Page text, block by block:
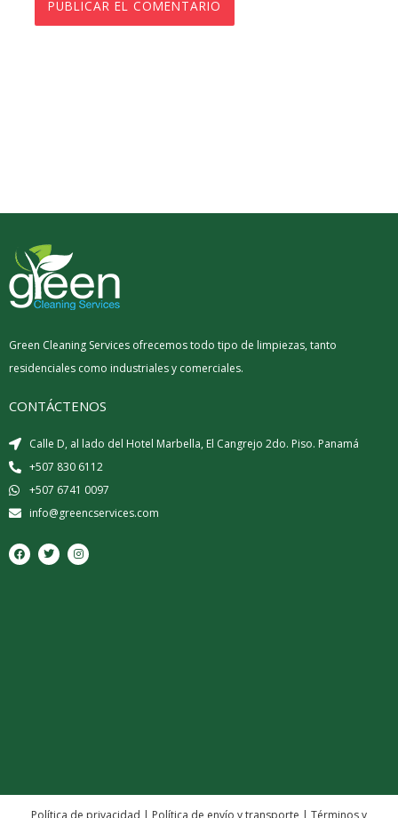
Green Cleaning Services ofrecemos todo tipo de limpiezas, tanto
residenciales como industriales y comerciales.
CONTÁCTENOS
Calle D, al lado del Hotel Marbella, El Cangrejo 2do. Piso. Panamá
+507 830 6112
+507 6741 0097
info@greencservices.com
F
a
c
T
w
i
I
n
s
Política de privacidad | Política de envío y transporte | Términos y